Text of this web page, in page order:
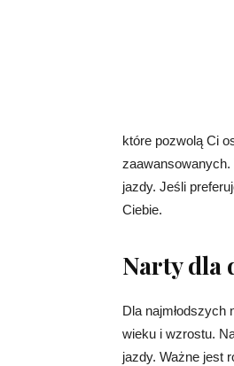
które pozwolą Ci
jazdy. Jeśli
Ciebie.
Narty dla
Dla najmłodszych
wieku i wzrostu.
jazdy. Ważne jest